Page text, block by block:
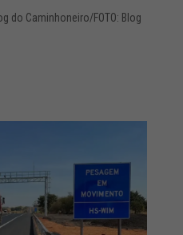
do Caminhoneiro/FOTO: Blog